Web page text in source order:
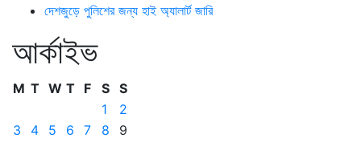
দেশজুড়ে পুলিশের জন্য হাই অ্যালার্ট জারি
আর্কাইভ
M T W T F S S
1
2
3
4 5 6 7 8
9